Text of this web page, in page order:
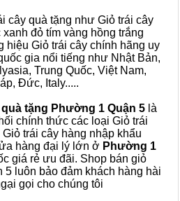
cây quà tặng như Giỏ trái cây
đỏ tím vàng hồng trắng
hiệu Giỏ trái cây chính hãng uy
gia nổi tiếng như Nhật Bản,
Trung Quốc, Việt Nam,
Đức, Italy.....
tặng Phường 1 Quận 5 là
chính thức các loại Giỏ trái
trái cây hàng nhập khẩu
hàng đại lý lớn ở Phường 1
giá rẻ ưu đãi. Shop bán giỏ
luôn bảo đảm khách hàng hài
gọi cho chúng tôi